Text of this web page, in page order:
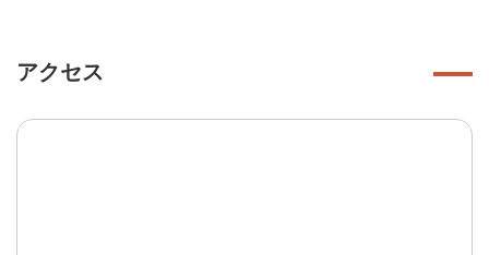
アクセス